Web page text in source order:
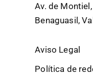
Av. de
Benaguasil,
Aviso Legal
Política de